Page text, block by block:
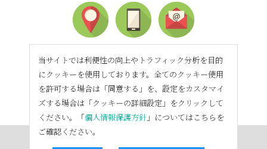
当サイトでは利便性の向上やトラフィック分析を目的
にクッキーを使用しております。全てのクッキー使用
を許可する場合は「同意する」を、設定をカスタマイ
ズする場合は「クッキーの詳細設定」をクリックして
ください。「個人情報保護方針 」についてはこちらを
ご確認ください。